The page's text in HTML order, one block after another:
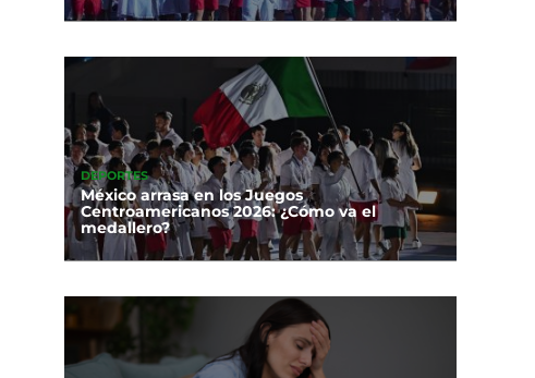
DEPORTES
México arrasa en los Juegos
Centroamericanos 2026: ¿Cómo va el
medallero?